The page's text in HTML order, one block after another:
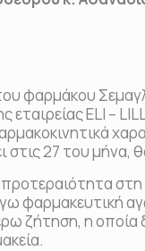
φαρμάκου
ELI –
στις 27 του μήνα,
φαρμακευτική
ζήτηση, η οποία